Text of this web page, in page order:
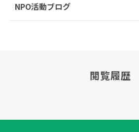
NPO活動ブログ
閲覧履歴